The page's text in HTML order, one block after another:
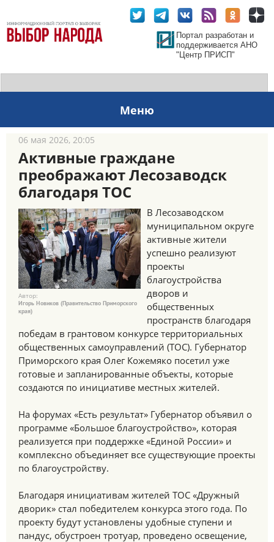
Портал разработан и
поддерживается АНО
"Центр ПРИСП"
Меню
06 мая 2026, 20:05
Активные граждане
преображают Лесозаводск
благодаря ТОС
Автор:
Игорь Новиков (Правительство Приморского
края)
В Лесозаводском
муниципальном округе
активные жители
успешно реализуют
проекты
благоустройства
дворов и
общественных
пространств благодаря
победам в грантовом конкурсе территориальных
общественных самоуправлений (ТОС). Губернатор
Приморского края Олег Кожемяко посетил уже
готовые и запланированные объекты, которые
создаются по инициативе местных жителей.
На форумах «Есть результат» Губернатор объявил о
программе «Большое благоустройство», которая
реализуется при поддержке «Единой России» и
комплексно объединяет все существующие проекты
по благоустройству.
Благодаря инициативам жителей ТОС «Дружный
дворик» стал победителем конкурса этого года. По
проекту будут установлены удобные ступени и
пандус, обустроен тротуар, проведено освещение,